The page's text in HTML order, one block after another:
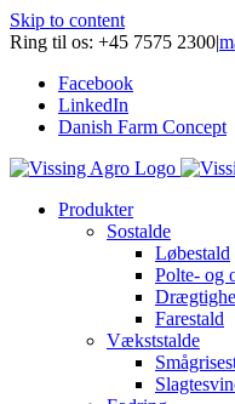
Skip to content
Ring til os: +45 7575 2300|
Facebook
LinkedIn
Danish Farm Concept
Produkter
Sostalde
Løbestald
Polte- og
Farestald
Vækststalde